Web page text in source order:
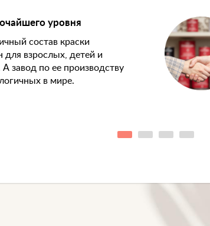
уровня
состав краски
для взрослых, детей и
завод по ее производству
в мире.